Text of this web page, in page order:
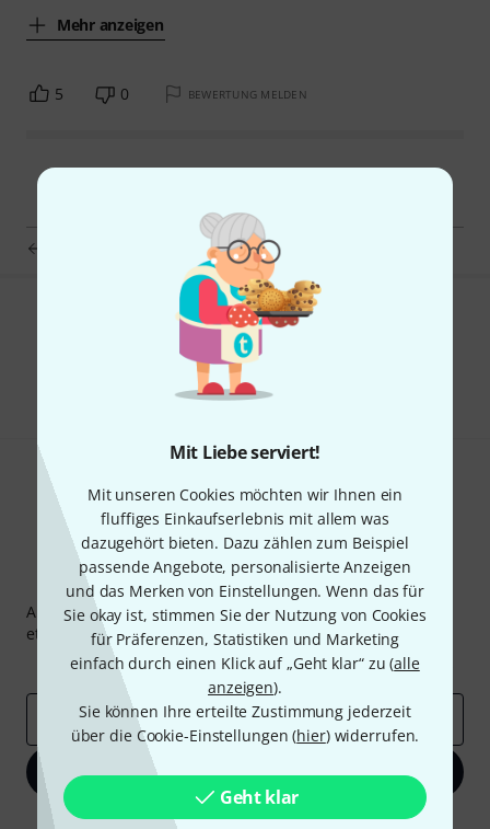
Mit Liebe serviert!
Mit unseren Cookies möchten wir Ihnen ein
fluffiges Einkaufserlebnis mit allem was
dazugehört bieten. Dazu zählen zum Beispiel
passende Angebote, personalisierte Anzeigen
und das Merken von Einstellungen. Wenn das für
Sie okay ist, stimmen Sie der Nutzung von Cookies
für Präferenzen, Statistiken und Marketing
einfach durch einen Klick auf „Geht klar“ zu (alle
anzeigen).
Sie können Ihre erteilte Zustimmung jederzeit
über die Cookie-Einstellungen (hier) widerrufen.
Geht klar
Mehr anzeigen
5 0 BEWERTUNG MELDEN
Schott Rock's Cool Bass 2
Gefällt Ihnen, was Sie sehen?
Thomann Newsletter
Abonniere den Thomann Newsletter und gewinne mit
etwas Glück einen von50 Gutscheinenüber jeweils
Inspirierende Beiträge
Deals Thomann Insights
E-Mail-Adresse*
Jetzt anmelden
Mit Klick auf „Jetzt anmelden“ stimmen Sie dem Erhalt von E-Mail-